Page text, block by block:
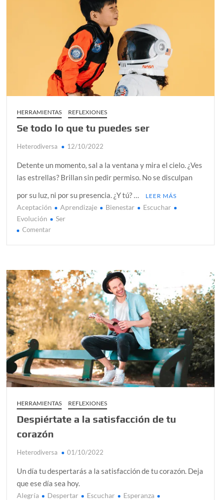
escuchando?
HERRAMIENTAS REFLEXIONES
Se todo lo que tu puedes ser
Heterodiversa 12/10/2022
Detente un momento, sal a la ventana y mira el cielo. ¿Ves
las estrellas? Brillan sin pedir permiso. No se disculpan
por su luz, ni por su presencia. ¿Y tú? …
LEER MÁS
Aceptación Aprendizaje Bienestar
Escuchar
Evolución
Ser
Comentaren
que
tu
puedes
ser
HERRAMIENTAS REFLEXIONES
Despiértate a la satisfacción de tu
corazón
Heterodiversa 01/10/2022
Un día tu despertarás a la satisfacción de tu corazón. Deja
que ese día sea hoy.
Alegría Despertar Escuchar
Esperanza